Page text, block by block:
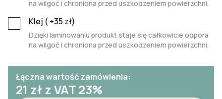
na wilgoć i chroniona przed uszkodzeniem powierzchni.
Klej ( +35 zł)
Dzięki laminowaniu produkt staje się całkowicie odpora
na wilgoć i chroniona przed uszkodzeniem powierzchni.
Łączna wartość zamówienia:
21 zł z VAT 23%